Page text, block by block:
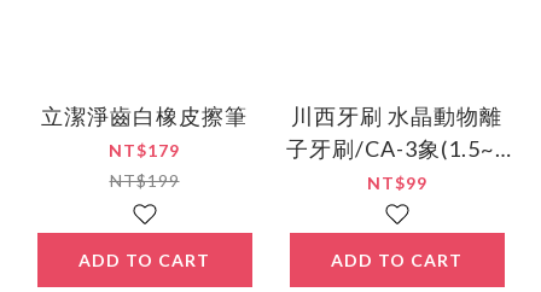
立潔淨齒白橡皮擦筆
NT$179
NT$199
ADD TO CART
川西牙刷 水晶動物離
子牙刷/CA-3象(1.5~6
才) 日本製
NT$99
ADD TO CART